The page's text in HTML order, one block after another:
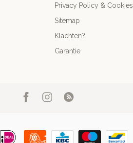
Privacy Policy & Cookies
Sitemap
Klachten?
Garantie